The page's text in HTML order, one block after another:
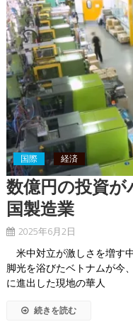
国際 経済
数億円の投資
国製造業
2025年6月2日
米中対立が激しさを増す
脚光を浴びたベトナムが今
に進出した現地の華人
続きを読む